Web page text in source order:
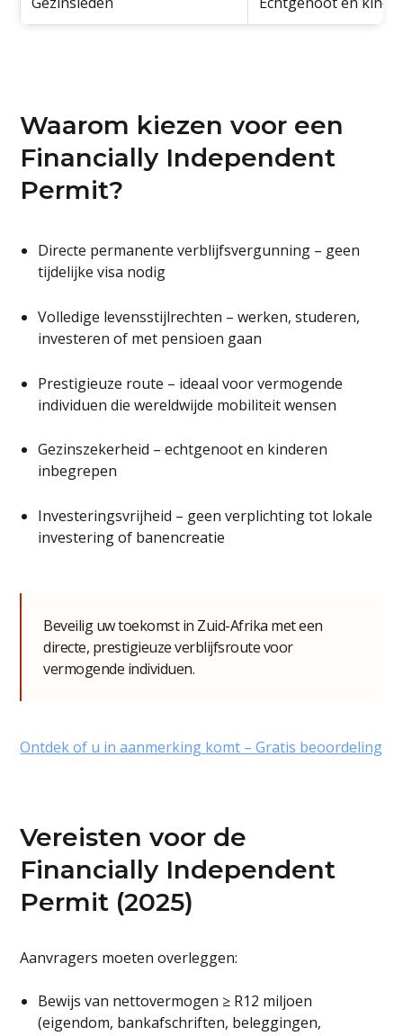
Waarom kiezen voor een
Financially Independent
Permit?
Directe permanente verblijfsvergunning – geen
tijdelijke visa nodig
Volledige levensstijlrechten – werken, studeren,
investeren of met pensioen gaan
Prestigieuze route – ideaal voor vermogende
individuen die wereldwijde mobiliteit wensen
Gezinszekerheid – echtgenoot en kinderen
inbegrepen
Investeringsvrijheid – geen verplichting tot lokale
investering of banencreatie
Beveilig uw toekomst in Zuid-Afrika met een
directe, prestigieuze verblijfsroute voor
vermogende individuen.
Ontdek of u in aanmerking komt – Gratis beoordeling
Vereisten voor de
Financially Independent
Permit (2025)
Aanvragers moeten overleggen:
Bewijs van nettovermogen ≥ R12 miljoen
(eigendom, bankafschriften, beleggingen,